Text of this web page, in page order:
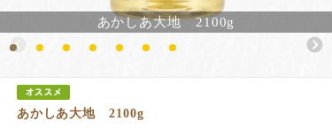
あかしあ大地 2100g
あかしあ大地 2100g